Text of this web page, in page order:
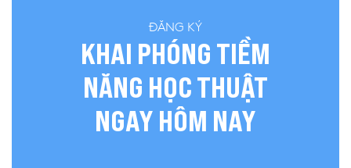
ĐĂNG KÝ
KHAI PHÓNG TIỀM
NĂNG HỌC THUẬT
NGAY HÔM NAY